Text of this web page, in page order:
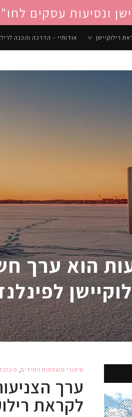
ונסיעות עסקים
רילוקיישן אודותיי – הדרכה והכנה
הוא ערך
סיפורי משפחות ויחידים,
ערך
לקראת